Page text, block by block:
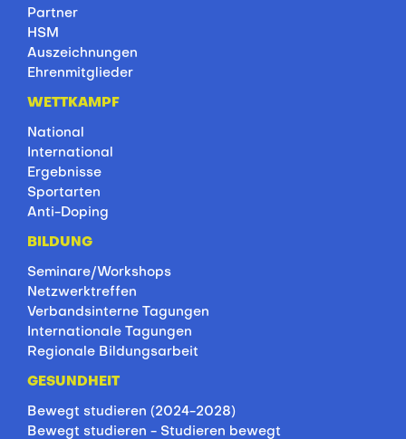
Partner
HSM
Auszeichnungen
Ehrenmitglieder
WETTKAMPF
National
International
Ergebnisse
Sportarten
Anti-Doping
BILDUNG
Seminare/Workshops
Netzwerktreffen
Verbandsinterne Tagungen
Internationale Tagungen
Regionale Bildungsarbeit
GESUNDHEIT
Bewegt studieren (2024-2028)
Bewegt studieren - Studieren bewegt